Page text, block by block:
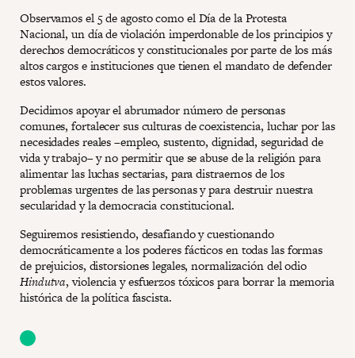
Observamos el 5 de agosto como el Día de la Protesta
Nacional, un día de violación imperdonable de los principios y
derechos democráticos y constitucionales por parte de los más
altos cargos e instituciones que tienen el mandato de defender
estos valores.
Decidimos apoyar el abrumador número de personas
comunes, fortalecer sus culturas de coexistencia, luchar por las
necesidades reales –empleo, sustento, dignidad, seguridad de
vida y trabajo– y no permitir que se abuse de la religión para
alimentar las luchas sectarias, para distraernos de los
problemas urgentes de las personas y para destruir nuestra
secularidad y la democracia constitucional.
Seguiremos resistiendo, desafiando y cuestionando
democráticamente a los poderes fácticos en todas las formas
de prejuicios, distorsiones legales, normalización del odio
Hindutva, violencia y esfuerzos tóxicos para borrar la memoria
histórica de la política fascista.